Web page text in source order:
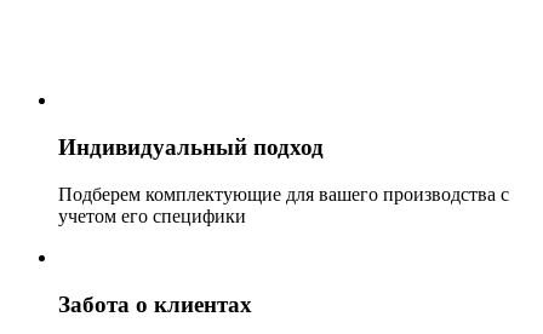
Индивидуальный подход
Подберем комплектующие для вашего производства с
учетом его специфики
Забота о клиентах